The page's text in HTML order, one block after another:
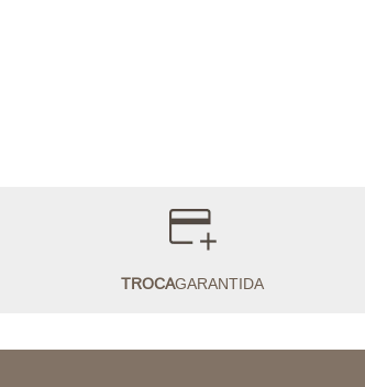
TROCAGARANTIDA